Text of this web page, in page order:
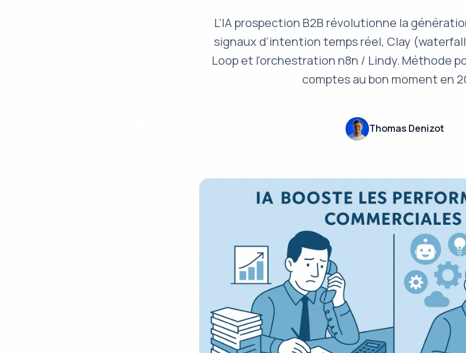
L'IA prospection B2B révolutionne la
signaux d'intention temps réel, Clay
Loop et l'orchestration n8n / Lindy. Méthode
comptes au bon moment en
Thomas Denizot